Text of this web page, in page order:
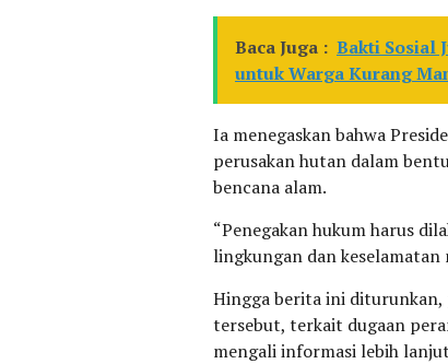
Baca Juga : Bakti Sosial
untuk Warga Kurang
Ia menegaskan bahwa
perusakan hutan dalam
bencana alam.
“Penegakan hukum harus
lingkungan dan keselamatan
Hingga berita ini diturunkan,
tersebut, terkait dugaan
mengali informasi lebih